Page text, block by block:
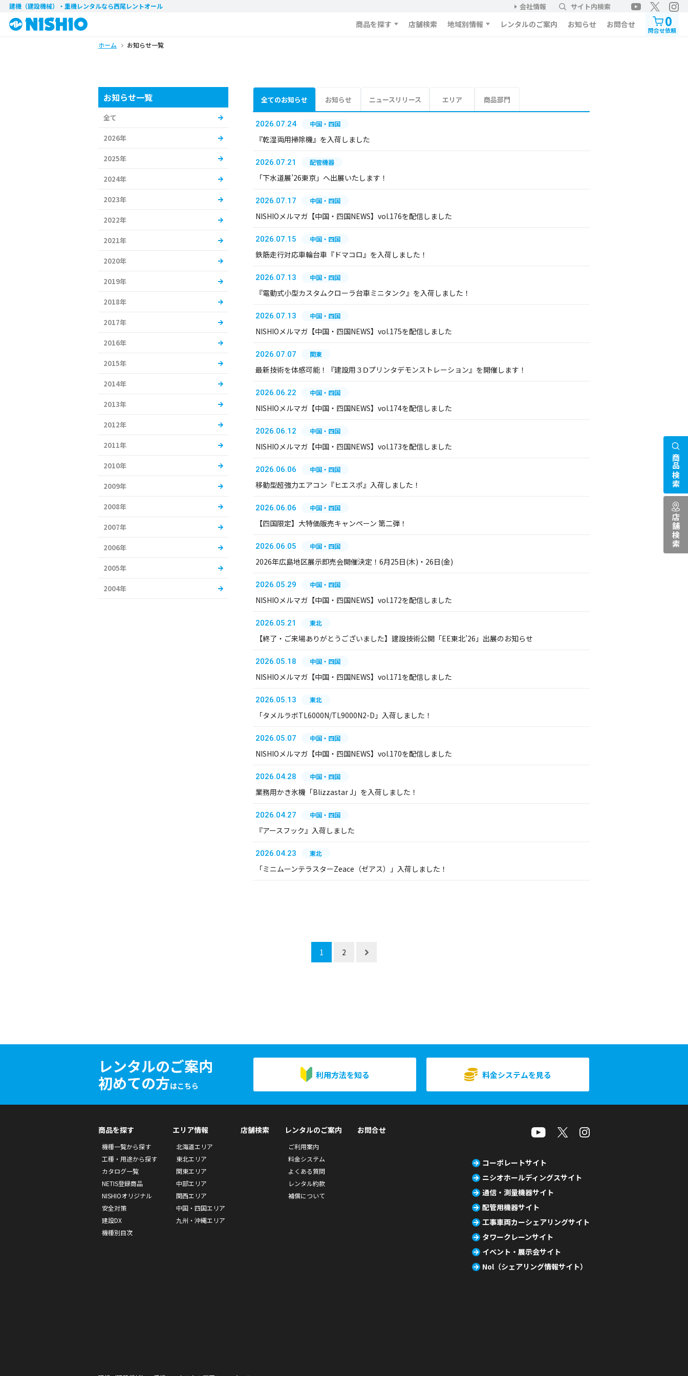
建機（建設機械）・重機レンタルなら西尾レントオール 会社情報 サイト内検索
商品を探す 店舗検索 地域別情報 レンタルのご案内 お知らせ お問合せ 0
問合せ依頼
ホーム お知らせ一覧
全てのお知らせ お知らせ ニュースリリース エリア 商品部門
2026.07.24 中国・四国
『乾湿両用掃除機』を入荷しました
2026.07.21 配管機器
「下水道展’26東京」へ出展いたします！
2026.07.17 中国・四国
NISHIOメルマガ【中国・四国NEWS】vol.176を配信しました
2026.07.15 中国・四国
鉄筋走行対応車輪台車『ドマコロ』を入荷しました！
2026.07.13 中国・四国
『電動式小型カスタムクローラ台車ミニタンク』を入荷しました！
2026.07.13 中国・四国
NISHIOメルマガ【中国・四国NEWS】vol.175を配信しました
2026.07.07 関東
最新技術を体感可能！『建設用３Ⅾプリンタデモンストレーション』を開催します！
2026.06.22 中国・四国
NISHIOメルマガ【中国・四国NEWS】vol.174を配信しました
2026.06.12 中国・四国
NISHIOメルマガ【中国・四国NEWS】vol.173を配信しました
2026.06.06 中国・四国
移動型超強力エアコン『ヒエスポ』入荷しました！
2026.06.06 中国・四国
【四国限定】大特価販売キャンペーン 第二弾！
2026.06.05 中国・四国
2026年広島地区展示即売会開催決定！6月25日(木)・26日(金)
2026.05.29 中国・四国
NISHIOメルマガ【中国・四国NEWS】vol.172を配信しました
2026.05.21 東北
【終了・ご来場ありがとうございました】建設技術公開「EE東北’26」出展のお知らせ
2026.05.18 中国・四国
NISHIOメルマガ【中国・四国NEWS】vol.171を配信しました
2026.05.13 東北
「タメルラボTL6000N/TL9000N2-D」入荷しました！
2026.05.07 中国・四国
NISHIOメルマガ【中国・四国NEWS】vol.170を配信しました
2026.04.28 中国・四国
業務用かき氷機「Blizzastar J」を入荷しました！
2026.04.27 中国・四国
『アースフック』入荷しました
2026.04.23 東北
「ミニムーンテラスターZeace（ゼアス）」入荷しました！
1 2
お知らせ一覧
全て
2026年
2025年
2024年
2023年
2022年
2021年
2020年
2019年
2018年
2017年
2016年
2015年
2014年
2013年
2012年
2011年
2010年
2009年
2008年
2007年
2006年
2005年
2004年
レンタルのご案内
初めての方はこちら
利用方法を知る 料金システムを見る
商品検索
店舗検索
商品を探す
機種一覧から探す
工種・用途から探す
カタログ一覧
NETIS登録商品
NISHIOオリジナル
安全対策
建設DX
機種別目次
エリア情報
北海道エリア
東北エリア
関東エリア
中部エリア
関西エリア
中国・四国エリア
九州・沖縄エリア
店舗検索 レンタルのご案内
ご利用案内
料金システム
よくある質問
レンタル約款
補償について
お問合せ
コーポレートサイト
ニシオホールディングスサイト
通信・測量機器サイト
配管用機器サイト
工事車両カーシェアリングサイト
タワークレーンサイト
イベント・展示会サイト
Nol（シェアリング情報サイト）